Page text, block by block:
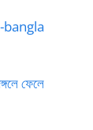
bangla
ফেলে